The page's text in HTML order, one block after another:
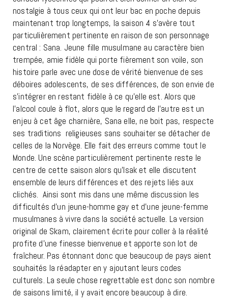
nostalgie à tous ceux qui ont leur bac en poche depuis
maintenant trop longtemps, la saison 4 s’avère tout
particulièrement pertinente en raison de son personnage
central : Sana. Jeune fille musulmane au caractère bien
trempée, amie fidèle qui porte fièrement son voile, son
histoire parle avec une dose de vérité bienvenue de ses
déboires adolescents, de ses différences, de son envie de
s’intégrer en restant fidèle à ce qu’elle est. Alors que
l’alcool coule à flot, alors que le regard de l’autre est un
enjeu à cet âge charnière, Sana elle, ne boit pas, respecte
ses traditions religieuses sans souhaiter se détacher de
celles de la Norvège. Elle fait des erreurs comme tout le
Monde. Une scène particulièrement pertinente reste le
centre de cette saison alors qu’Isak et elle discutent
ensemble de leurs différences et des rejets liés aux
clichés. Ainsi sont mis dans une même discussion les
difficultés d’un jeune-homme gay et d’une jeune-femme
musulmanes à vivre dans la société actuelle. La version
original de Skam, clairement écrite pour coller à la réalité
profite d’une finesse bienvenue et apporte son lot de
fraîcheur. Pas étonnant donc que beaucoup de pays aient
souhaités la réadapter en y ajoutant leurs codes
culturels. La seule chose regrettable est donc son nombre
de saisons limité, il y avait encore beaucoup à dire.